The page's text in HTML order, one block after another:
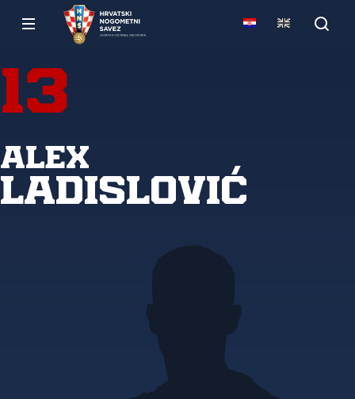
13
Alex
Ladislović